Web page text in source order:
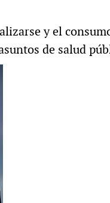
y el
de salud